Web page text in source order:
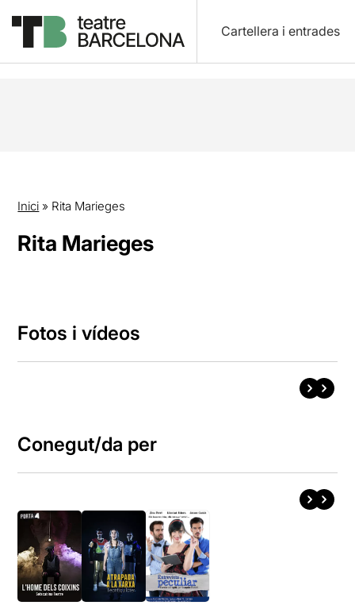
Cartellera i entrades
Inici » Rita Marieges
Rita Marieges
Fotos i vídeos
Conegut/da per